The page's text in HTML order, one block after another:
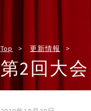
Top 更新情報
第2回大